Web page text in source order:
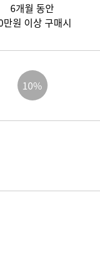
6개월 동안
만원 이상 구매시
10%